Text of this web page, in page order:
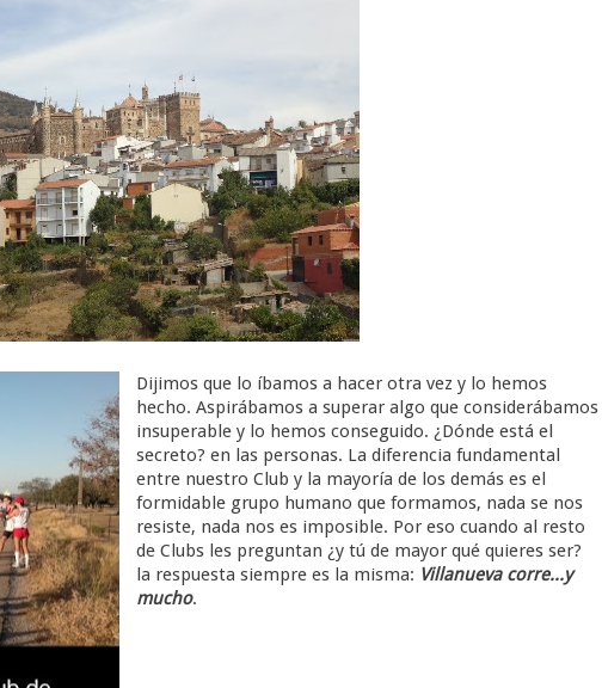
Dijimos que lo íbamos a hacer otra vez y lo hemos
hecho. Aspirábamos a superar algo que considerábamos
insuperable y lo hemos conseguido. ¿Dónde está el
secreto? en las personas. La diferencia fundamental
entre nuestro Club y la mayoría de los demás es el
formidable grupo humano que formamos, nada se nos
resiste, nada nos es imposible. Por eso cuando al resto
de Clubs les preguntan ¿y tú de mayor qué quieres ser?
la respuesta siempre es la misma: Villanueva corre...y
mucho.